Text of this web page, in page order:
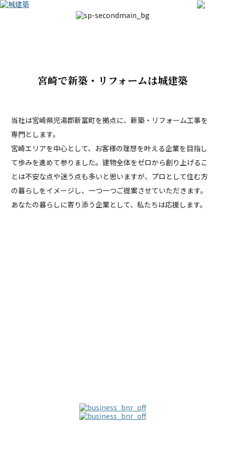
宮崎で新築・リフォームは城建築
当社は宮崎県児湯郡新富町を拠点に、新築・リフォーム工事を
専門とします。
宮崎エリアを中心として、お客様の理想を叶える企業を目指し
て歩みを進めて参りました。建物全体をゼロから創り上げるこ
とは不安な点や迷う点も多いと思いますが、プロとして住む方
の暮らしをイメージし、一つ一つご提案させていただきます。
あなたの暮らしに寄り添う企業として、私たちは応援します。